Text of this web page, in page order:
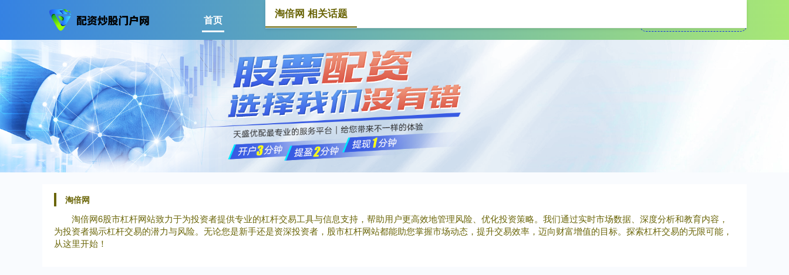
首页 淘倍网 证券配资
淘倍网
淘倍网6股市杠杆网站致力于为投资者提供专业的杠杆交易工具与信息支持，帮助用户更高效地管理风险、优化投资策略。我们通过实时市场数据、深度分析和教育内容，
为投资者揭示杠杆交易的潜力与风险。无论您是新手还是资深投资者，股市杠杆网站都能助您掌握市场动态，提升交易效率，迈向财富增值的目标。探索杠杆交易的无限可能，
从这里开始！
淘倍网 相关话题